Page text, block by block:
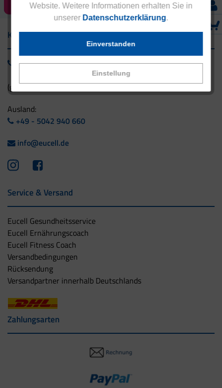
Website. Weitere Informationen erhalten Sie in
unserer Datenschutzerklärung.
Einstellung
Einverstanden
Kontakt
0800 - 1 38 23 55
(gebührenfrei aus Deutschland)
Ausland:
+49 - 5042 940 660
info@eucell.de
Service & Versand
Eucell Gesundheitsservice
Eucell Ernährungscoach
Eucell Fitness Coach
Versandbedingungen
Rücksendung
Versandpartner innerhalb Deutschlands
Zahlungsarten